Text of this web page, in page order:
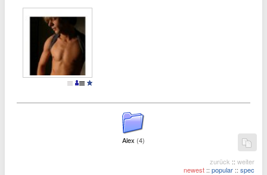
Alex (4)
zurück :: weiter
newest :: popular :: spec